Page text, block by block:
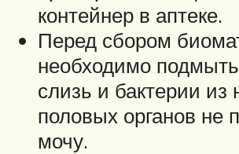
контейнер в аптеке.
Перед сбором
необходимо
слизь и бактерии из
половых органов не
мочу.